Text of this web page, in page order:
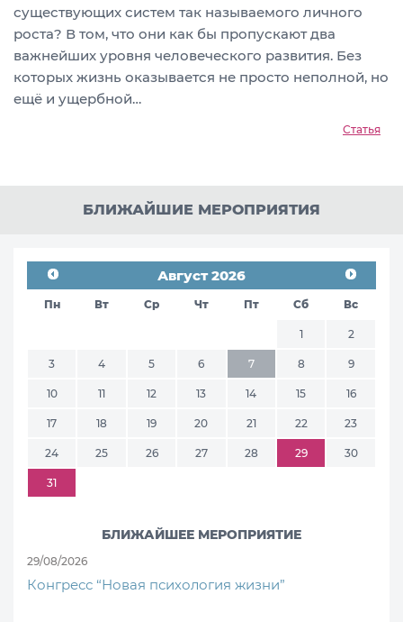
существующих систем так называемого личного
роста? В том, что они как бы пропускают два
важнейших уровня человеческого развития. Без
которых жизнь оказывается не просто неполной, но
ещё и ущербной…
Статья
БЛИЖАЙШИЕ МЕРОПРИЯТИЯ
Август 2026
Пн Вт Ср Чт Пт Сб Вс
1 2
3 4 5 6 7 8 9
10 11 12 13 14 15 16
17 18 19 20 21 22 23
24 25 26 27 28 29 30
31
БЛИЖАЙШЕЕ МЕРОПРИЯТИЕ
29/08/2026
Конгресс “Новая психология жизни”